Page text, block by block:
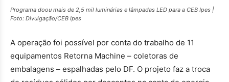
Programa doou mais de 2,5 mil luminárias e lâmpadas LED para a CEB Ipes |
Foto: Divulgação/CEB Ipes
A operação foi possível por conta do trabalho de 11
equipamentos Retorna Machine – coletoras de
embalagens – espalhadas pelo DF. O projeto faz a troca